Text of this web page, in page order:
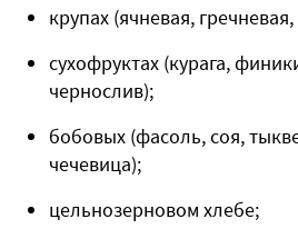
крупах (ячневая,
сухофруктах (курага,
чернослив);
бобовых (фасоль, соя,
чечевица);
цельнозерновом хлебе;